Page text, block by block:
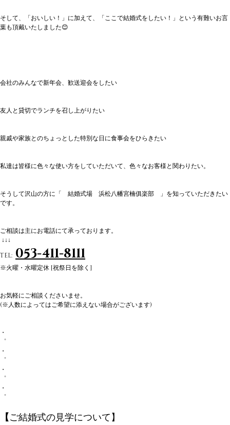
そして、「おいしい！」に加えて、「ここで結婚式をしたい！」という有難いお言
葉も頂戴いたしました😊
会社のみんなで新年会、歓送迎会をしたい
友人と貸切でランチを召し上がりたい
親戚や家族とのちょっとした特別な日に食事会をひらきたい
私達は皆様に色々な使い方をしていただいて、色々なお客様と関わりたい。
そうして沢山の方に「　結婚式場　浜松八幡宮楠俱楽部　」を知っていただきたい
です。
ご相談は主にお電話にて承っております。
↓↓↓
TEL: 053-411-8111
※火曜・水曜定休 [祝祭日を除く]
お気軽にご相談くださいませ。
(※人数によってはご希望に添えない場合がございます)
・
゜
・
゜
・
゜
・
゜
【ご結婚式の見学について】